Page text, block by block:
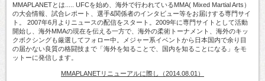
MMAPLANETとは..... UFCを始め、海外で行われているMMA( Mixed Martial Arts）
の大会情報、試合レポート、選手&関係者のインタビュー等をお届けする専門サイ
ト。 2007年6月よりニュースの配信をスタート。2009年に専門サイトとして活動
開始し、海外MMAの現在を伝える一方で、海外の柔術トーナメント、海外のキッ
クボクシングも厳選してフォロー中。メジャー系イベントから日本国内で余り目
の届かない良質の格闘技まで「海外を知ることで、国内を知ることになる」をモ
ットーに発信します。
MMAPLANETリニューアルに際し（2014.08.01）